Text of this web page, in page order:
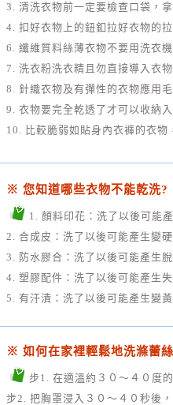
3. 清洗衣物前一定要檢查口袋，
4. 扣好衣物上的鈕釦拉好衣物的
6. 纖維質料絲薄衣物不要用洗衣
7. 洗衣粉洗衣精且勿直接導入衣
8. 針織衣物及有彈性的衣物應用
9. 衣物要完全乾透了才可以收納
10. 比較脆弱如貼身內衣褲的衣物
※ 您知道哪些衣物不能乾洗?
1. 顏料印花：洗了以後可能
2. 合成皮：洗了以後可能產生變
3. 防水膠合：洗了以後可能產生
4. 塑膠配件：洗了以後可能產生
5. 有汗漬：洗了以後可能產生變黃
※ 如何在家裡輕鬆地洗滌蕾
步1. 在適溫約３０～４０度
步2. 把胸罩浸入３０～４０秒後